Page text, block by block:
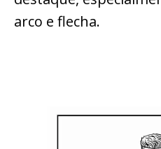
arco e flecha.